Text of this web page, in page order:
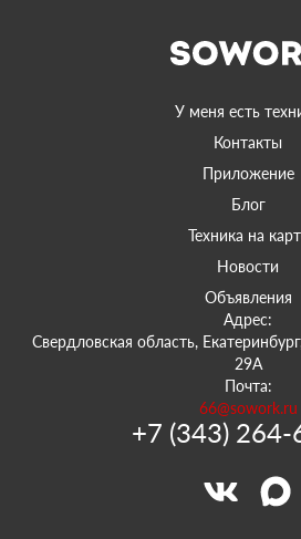
У меня есть
Контакты
Приложение
Блог
Техника на
Новости
Объявления
Адрес:
Свердловская область,
29А
Почта:
66@sowork.ru
+7 (343)